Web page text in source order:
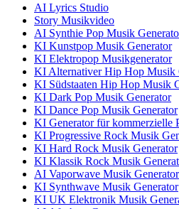
AI Lyrics Studio
Story Musikvideo
AI Synthie Pop Musik
KI Kunstpop Musik Generator
KI Elektropop Musikgenerator
KI Alternativer Hip Hop Musik
KI Südstaaten Hip Hop Musik
KI Dark Pop Musik Generator
KI Dance Pop Musik Generator
KI Generator für kommerzielle
KI Progressive Rock Musik
KI Hard Rock Musik Generator
KI Klassik Rock Musik
AI Vaporwave Musik Generator
KI Synthwave Musik Generator
KI UK Elektronik Musik